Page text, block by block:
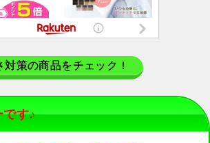
対策の商品をチェック！
です♪